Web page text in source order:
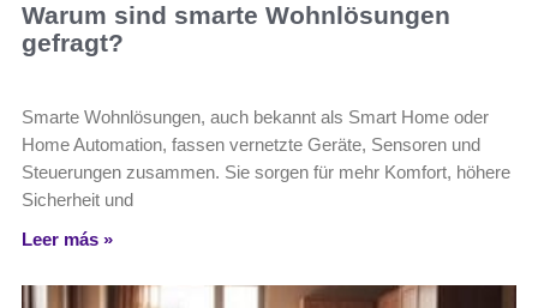
Warum sind smarte Wohnlösungen
gefragt?
Smarte Wohnlösungen, auch bekannt als Smart Home oder
Home Automation, fassen vernetzte Geräte, Sensoren und
Steuerungen zusammen. Sie sorgen für mehr Komfort, höhere
Sicherheit und
Leer más »